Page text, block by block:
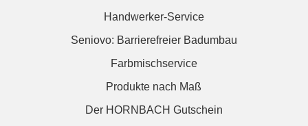
Handwerker-Service
Seniovo: Barrierefreier Badumbau
Farbmischservice
Produkte nach Maß
Der HORNBACH Gutschein